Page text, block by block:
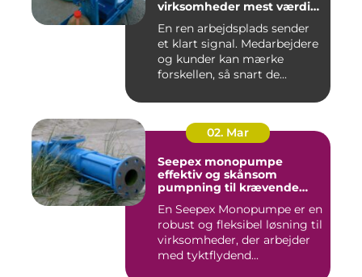
virksomheder mest værdi
En ren arbejdsplads sender
et klart signal. Medarbejdere
og kunder kan mærke
forskellen, så snart de...
02. Mar
Seepex monopumpe
effektiv og skånsom
pumpning til krævende
En Seepex Monopumpe er en
robust og fleksibel løsning til
virksomheder, der arbejder
med tyktflydend...